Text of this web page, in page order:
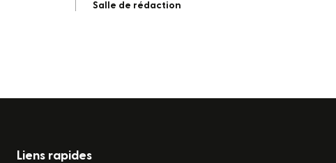
Salle de rédaction
Liens rapides